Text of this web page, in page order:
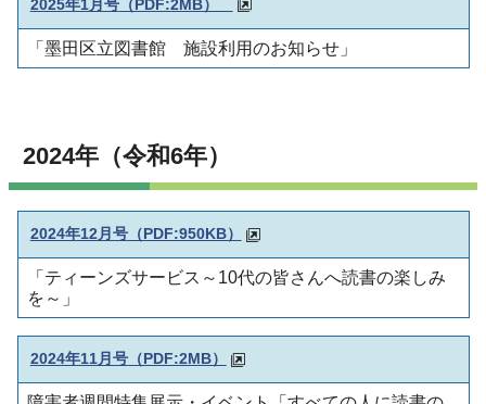
2025年1月号（PDF:2MB）
「墨田区立図書館 施設利用のお知らせ」
2024年（令和6年）
2024年12月号（PDF:950KB）
「ティーンズサービス～10代の皆さんへ読書の楽しみ
を～」
2024年11月号（PDF:2MB）